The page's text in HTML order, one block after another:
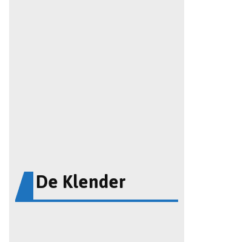
De Klender